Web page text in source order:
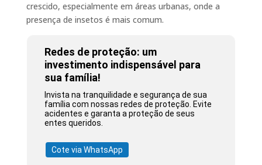
crescido, especialmente em áreas urbanas, onde a
presença de insetos é mais comum.
Redes de proteção: um
investimento indispensável para
sua família!
Invista na tranquilidade e segurança de sua
família com nossas redes de proteção. Evite
acidentes e garanta a proteção de seus
entes queridos.
Cote via WhatsApp